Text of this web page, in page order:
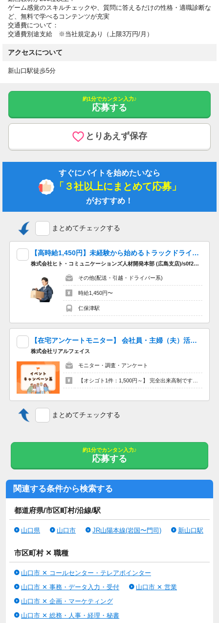
ゲーム感覚のスキルチェックや、質問に答えるだけの性格・適職診断な
ど、無料で学べるコンテンツが充実
交通費について：
交通費別途支給 ※当社規定あり（上限3万円/月）
アクセスについて
新山口駅徒歩5分
約1分でカンタン入力♪
応募する
とりあえず保存
すぐにバイトを始めたいなら
「３社以上にまとめて応募」
がおすすめ！
まとめてチェックする
【高時給1,450円】未経験から始めるトラックドライバー＠山口市
株式会社ヒト・コミュニケーションズ人材開発本部 (広島支店)/s0f2226052201
その他(配送・引越・ドライバー系)
時給1,450円〜
仁保津駅
【在宅アンケートモニター】 会社員・主婦（夫）活躍中の20代～50多数★1件5分～10分で出来ます！ノルマ無し！経験不問！かけもち活躍中です！
株式会社リアルフェイス
モニター・調査・アンケート
まとめてチェックする
約1分でカンタン入力♪
応募する
関連する条件から検索する
都道府県/市区町村/沿線/駅
山口県 山口市 JR山陽本線(岩国〜門司) 新山口駅
市区町村 ✕ 職種
山口市 ✕ コールセンター・テレアポインター
山口市 ✕ 事務・データ入力・受付
山口市 ✕ 営業
山口市 ✕ 企画・マーケティング
山口市 ✕ 総務・人事・経理・秘書